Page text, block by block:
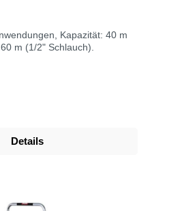
Kapazität: 40 m
m (1/2" Schlauch).
Details